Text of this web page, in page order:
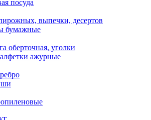
посуда
выпечки, десертов
бумажные
оберточная, уголки
ажурные